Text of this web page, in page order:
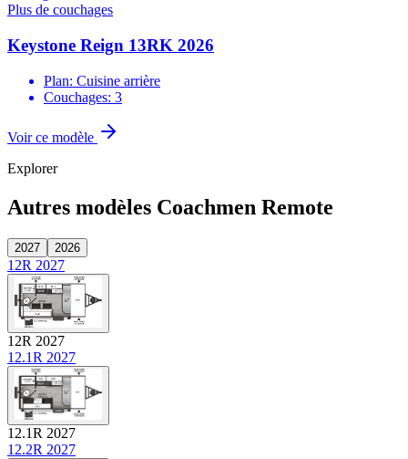
Plus de couchages
Keystone Reign 13RK 2026
Plan: Cuisine arrière
Couchages: 3
Voir ce modèle
Explorer
Autres modèles Coachmen Remote
2027 2026
12R 2027
12R 2027
12.1R 2027
12.1R 2027
12.2R 2027